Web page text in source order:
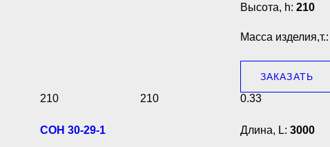
Высота, h: 210
Масса изделия,т.:
ЗАКАЗАТЬ
210 210 0.33
СОН 30-29-1 Длина, L: 3000